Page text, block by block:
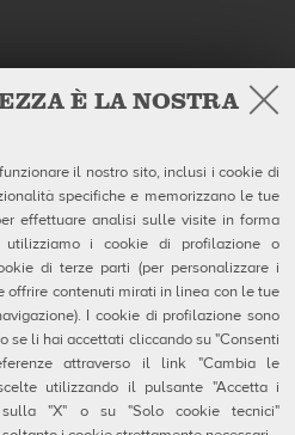
È LA NOSTRA
il nostro sito, inclusi i cookie di
specifiche e memorizzano le tue
effettuare analisi sulle visite in forma
utilizziamo i cookie di profilazione o
di terze parti (per personalizzare i
offrire contenuti mirati in linea con le tue
I cookie di profilazione sono
se li hai accettati cliccando su "Consenti
attraverso il link "Cambia le
utilizzando il pulsante "Accetta i
sulla "X" o su "Solo cookie tecnici"
Galleria
Notizie